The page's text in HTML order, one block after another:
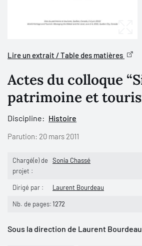
Lire un extrait / Table des matières
Actes du colloque
patrimoine et
Discipline: Histoire
Parution: 20 mars 2011
Chargé(e) de
projet :
Sonia Chassé
Dirigé par : Laurent Bourdeau
Nb. de pages:1272
Sous la direction de Laurent